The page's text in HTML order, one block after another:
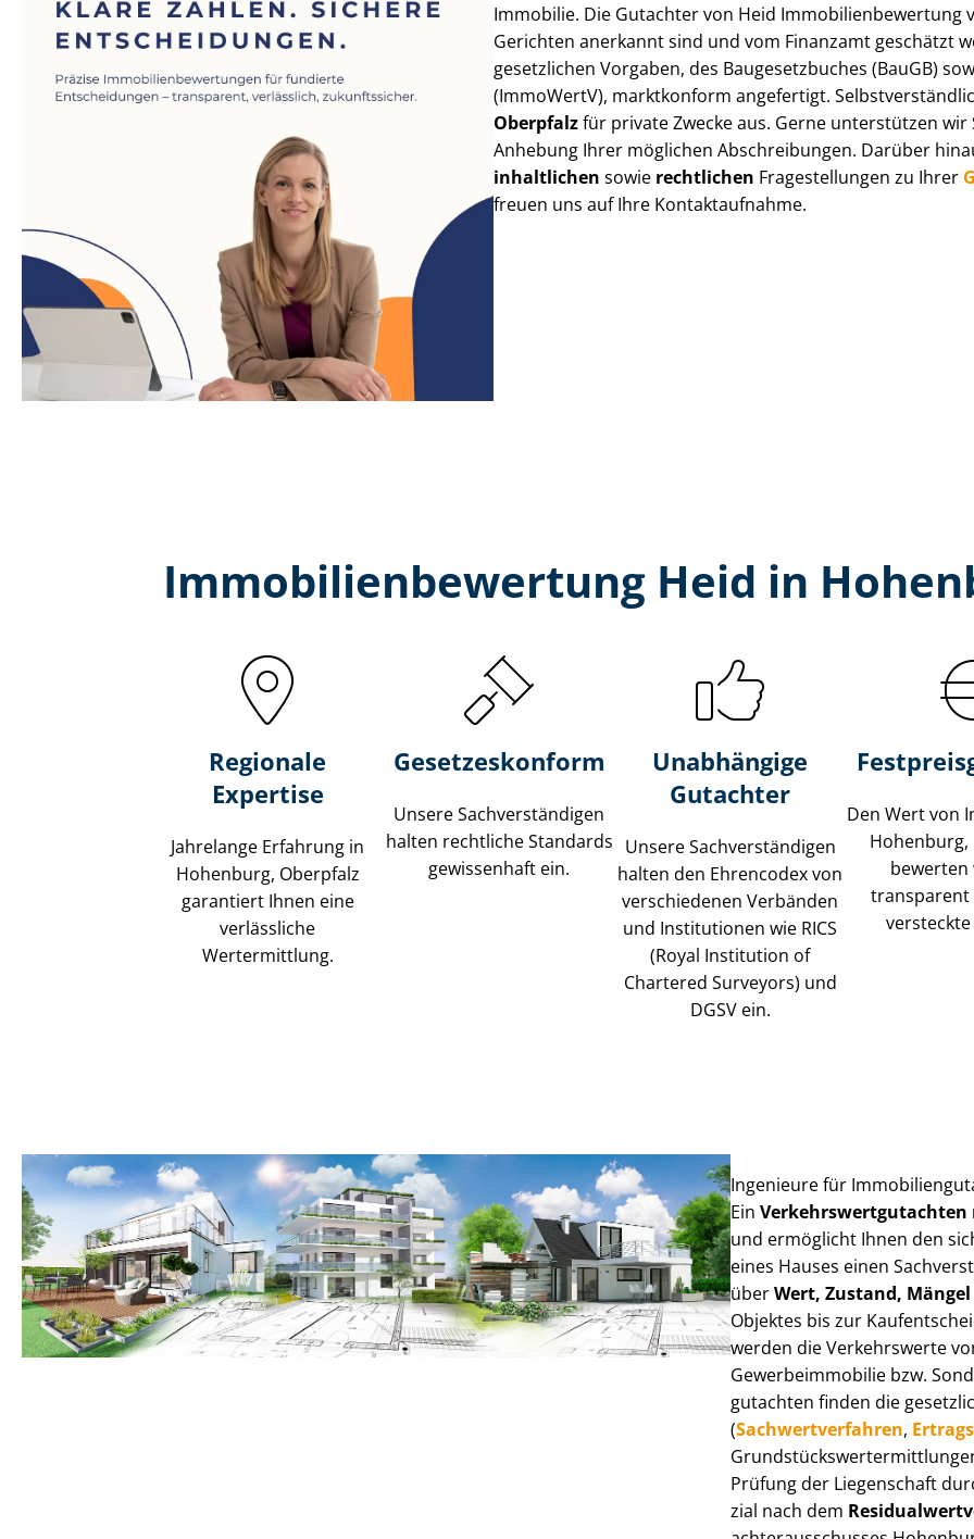
Immobilie. Die Gutachter von Heid Im­mo­bi­li­en­be­wer­tung
Gerichten anerkannt sind und vom Finanzamt geschätzt
gesetzlichen Vorgaben, des Baugesetzbuches (BauGB)
(ImmoWertV), marktkonform angefertigt.
Oberpfalzfür private Zwecke aus. Gerne unterstützen wir
Anhebung Ihrer möglichen Abschreibungen. Darüber
inhaltlichen sowie rechtlichen Fragestellungen zu Ihrer
freuen uns auf Ihre Kontaktaufnahme.
Immobilien­bewertung Heid in
Regionale
Expertise
Jahrelange Erfahrung in
Hohenburg, Oberpfalz
garantiert Ihnen eine
verlässliche
Wertermittlung.
Gesetzes­konform
Unsere Sach­ver­stän­di­gen
halten rechtliche Standards
gewissenhaft ein.
Unabhängige
Gutachter
Unsere Sach­ver­stän­di­gen
halten den Ehrencodex von
verschiedenen Verbänden
und Institutionen wie RICS
(Royal Institution of
Chartered Surveyors) und
DGSV ein.
Den Wert von
Hohenburg,
bewerten
transparent
Ingenieure für
Ein Ver­kehrs­wert­gut­ach­ten
und ermöglicht Ihnen den
eines Hauses einen
überWert, Zustand, Mängel
Objektes bis zur
werden die Verkehrswerte
Ge­wer­be­im­mo­bi­lie bzw.
gut­ach­ten finden die
(Sach­wert­ver­fah­ren,
Prüfung der Liegenschaft
zi­al nach dem